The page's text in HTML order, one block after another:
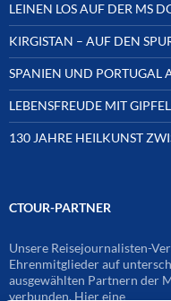
LEINEN LOS AUF DER MS
KIRGISTAN – AUF DEN
SPANIEN UND PORTUGAL
LEBENSFREUDE MIT
130 JAHRE HEILKUNST
CTOUR-PARTNER
Unsere Reisejournalisten-
Ehrenmitglieder auf
ausgewählten Partnern der
verbunden. Hier eine